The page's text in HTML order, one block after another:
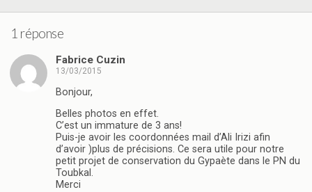
1 réponse
Fabrice Cuzin
13/03/2015
Bonjour,
Belles photos en effet.
C’est un immature de 3 ans!
Puis-je avoir les coordonnées mail d’Ali Irizi afin
d’avoir )plus de précisions. Ce sera utile pour notre
petit projet de conservation du Gypaète dans le PN du
Toubkal.
Merci